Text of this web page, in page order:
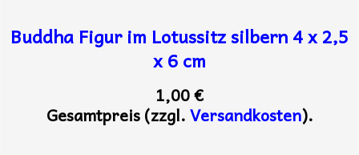
Buddha Figur im Lotussitz silbern 4 x 2,5
x 6 cm
1,00 €
Gesamtpreis (zzgl.Versandkosten).